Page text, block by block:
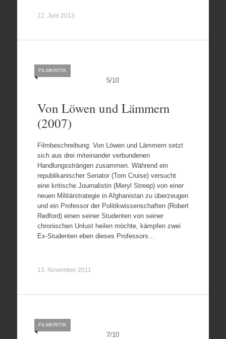
12. Juni 2013
5/10
FILMKRITIK
Von Löwen und Lämmern
(2007)
Filmbeschreibung: Von Löwen und Lämmern setzt
sich aus drei miteinander verbundenen
Handlungssträngen zusammen. Während ein
republikanischer Senator (Tom Cruise) versucht
eine kritische Journalistin (Meryl Streep) von einer
neuen Militärstrategie in Afghanistan zu überzeugen
und ein Professor der Politikwissenschaften (Robert
Redford) einen seiner Studenten von seiner
chronischen Unlust heilen möchte, kämpfen zwei
Ex-Studenten eben dieses Professors…
13. November 2011
7/10
FILMKRITIK